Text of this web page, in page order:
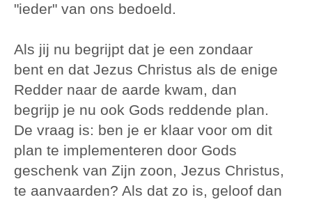
"ieder" van ons bedoeld.
Als jij nu begrijpt dat je een zondaar
bent en dat Jezus Christus als de enige
Redder naar de aarde kwam, dan
begrijp je nu ook Gods reddende plan.
De vraag is: ben je er klaar voor om dit
plan te implementeren door Gods
geschenk van Zijn zoon, Jezus Christus,
te aanvaarden? Als dat zo is, geloof dan